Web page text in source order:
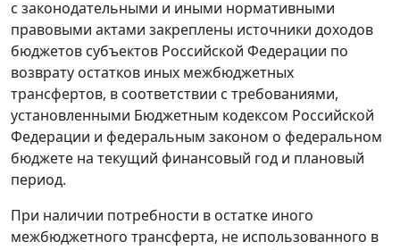
с законодательными и иными нормативными
правовыми актами закреплены источники доходов
бюджетов субъектов Российской Федерации по
возврату остатков иных межбюджетных
трансфертов, в соответствии с требованиями,
установленными Бюджетным кодексом Российской
Федерации и федеральным законом о федеральном
бюджете на текущий финансовый год и плановый
период.
При наличии потребности в остатке иного
межбюджетного трансферта, не использованного в